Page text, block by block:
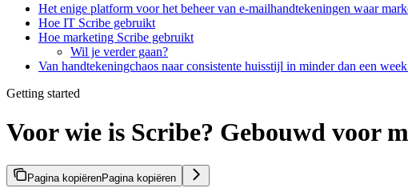
Het enige platform voor het beheer van e-mailhandtekeningen waar
Hoe IT Scribe gebruikt
Hoe marketing Scribe gebruikt
Wil je verder gaan?
Van handtekeningchaos naar consistente huisstijl in minder dan een
Getting started
Voor wie is Scribe? Gebouwd voor
Pagina kopiërenPagina kopiëren